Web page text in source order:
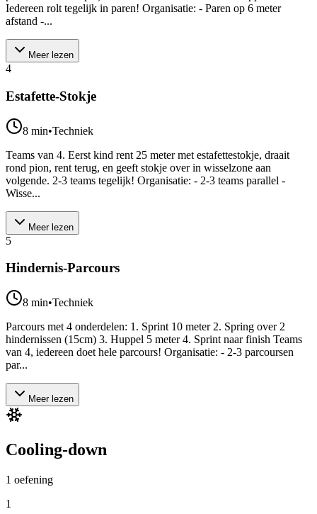
Iedereen rolt tegelijk in paren! Organisatie: - Paren op 6 meter
afstand -...
Meer lezen
4
Estafette-Stokje
8 min•Techniek
Teams van 4. Eerst kind rent 25 meter met estafettestokje, draait
rond pion, rent terug, en geeft stokje over in wisselzone aan
volgende. 2-3 teams tegelijk! Organisatie: - 2-3 teams parallel -
Wisse...
Meer lezen
5
Hindernis-Parcours
8 min•Techniek
Parcours met 4 onderdelen: 1. Sprint 10 meter 2. Spring over 2
hindernissen (15cm) 3. Huppel 5 meter 4. Sprint naar finish Teams
van 4, iedereen doet hele parcours! Organisatie: - 2-3 parcoursen
par...
Meer lezen
Cooling-down
1 oefening
1